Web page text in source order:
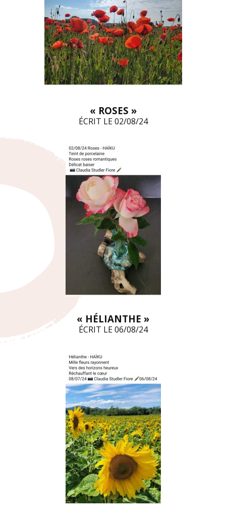
« ROSES »
ÉCRIT LE 02/08/24
« HÉLIANTHE »
ÉCRIT LE 06/08/24